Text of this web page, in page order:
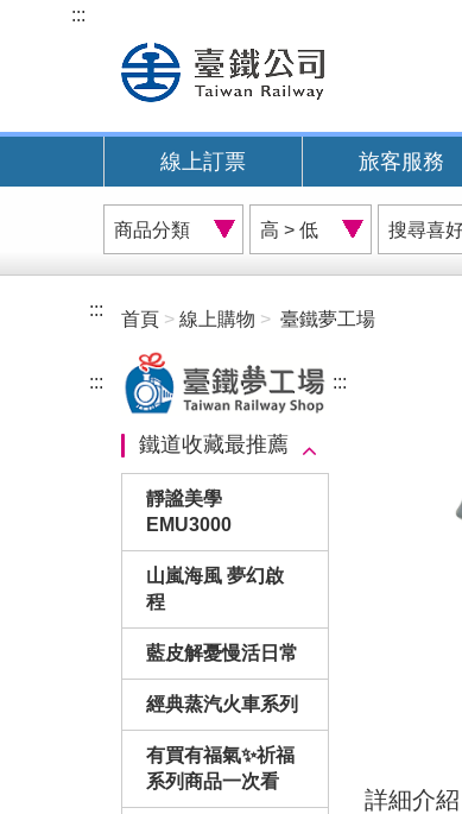
內
:::
線上訂票 旅客服務
商
品
分
價
格
排
搜
尋
喜
::: 首頁 線上購物 臺鐵夢工場
:::
鐵道收藏最推薦
靜謐美學
EMU3000
山嵐海風 夢幻啟
程
藍皮解憂慢活日常
經典蒸汽火車系列
有買有福氣✨祈福
系列商品一次看
:::
詳細介紹